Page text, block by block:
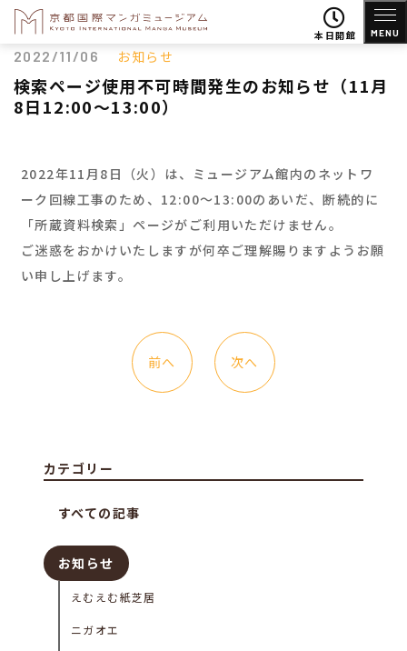
本日開館 MENU
2022/11/06 お知らせ
検索ページ使用不可時間発生のお知らせ（11月
8日12:00～13:00）
2022年11月8日（火）は、ミュージアム館内のネットワ
ーク回線工事のため、12:00〜13:00のあいだ、断続的に
「所蔵資料検索」ページがご利用いただけません。
ご迷惑をおかけいたしますが何卒ご理解賜りますようお願
い申し上げます。
前へ 次へ
カテゴリー
すべての記事
お知らせ
えむえむ紙芝居
ニガオエ